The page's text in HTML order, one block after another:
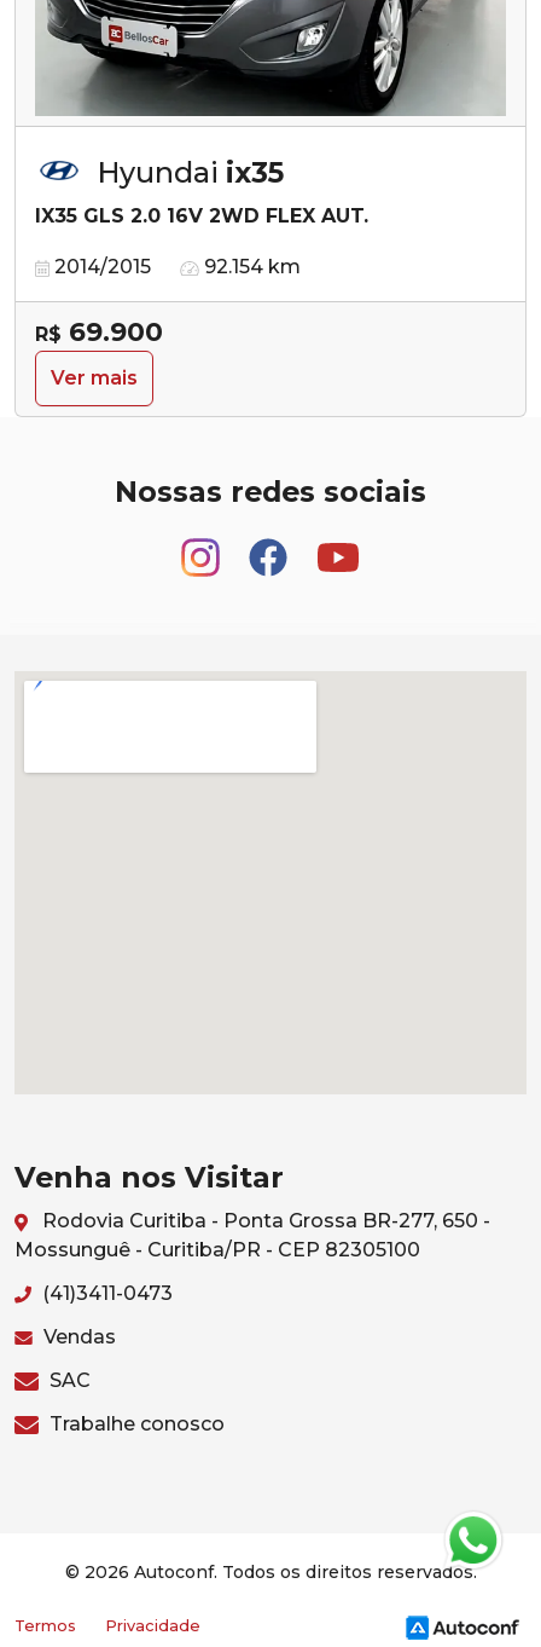
Hyundai ix35
IX35 GLS 2.0 16V 2WD FLEX AUT.
2014/2015 92.154 km
R$ 69.900
Ver mais
Nossas redes sociais
Venha nos Visitar
Rodovia Curitiba - Ponta Grossa BR-277, 650 -
Mossunguê - Curitiba/PR - CEP 82305100
(41)3411-0473
Vendas
SAC
Trabalhe conosco
© 2026 Autoconf. Todos os direitos reservados.
Termos Privacidade